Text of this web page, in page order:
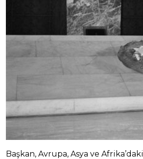
Başkan, Avrupa, Asya ve